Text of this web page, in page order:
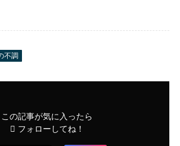
不調
この記事が気に入ったら
フォローしてね！